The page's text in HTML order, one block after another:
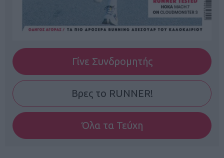
Γίνε Συνδρομητής
Βρες το RUNNER!
Όλα τα Τεύχη